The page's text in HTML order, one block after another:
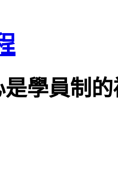
學員制